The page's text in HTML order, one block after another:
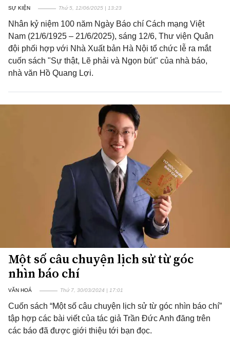
SỰ KIỆN Thứ 5, 12/06/2025 | 13:23
Nhân kỷ niệm 100 năm Ngày Báo chí Cách mạng Việt
Nam (21/6/1925 – 21/6/2025), sáng 12/6, Thư viện Quân
đội phối hợp với Nhà Xuất bản Hà Nội tổ chức lễ ra mắt
cuốn sách "Sự thật, Lẽ phải và Ngọn bút" của nhà báo,
nhà văn Hồ Quang Lợi.
Một số câu chuyện lịch sử từ góc
nhìn báo chí
VĂN HOÁ Thứ 7, 30/03/2024 | 17:01
Cuốn sách “Một số câu chuyện lịch sử từ góc nhìn báo chí”
tập hợp các bài viết của tác giả Trần Đức Anh đăng trên
các báo đã được giới thiệu tới bạn đọc.